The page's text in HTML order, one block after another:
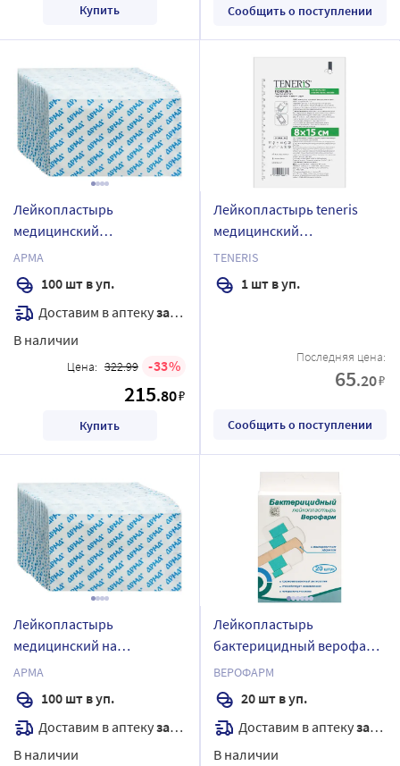
Купить Сообщить о поступлении
Лейкопластырь
медицинский
бактерицидный на
полимерной основе с
хлоргексидина
биглюконатом арма
телесный 19х72 мм 100 шт.
АРМА
100 шт в уп.
Доставим в аптекузавтра
В наличии
Цена: 322.99 33
215.80₽
Купить
Лейкопластырь teneris
медицинский
фиксирующий на нетканой
основе 8x15 см
TENERIS
1 шт в уп.
Последняя цена:
65.20₽
Сообщить о поступлении
Лейкопластырь
медицинский на
полимерной основе арма
прозрачный 25х72 мм 100
шт.
АРМА
100 шт в уп.
Доставим в аптекузавтра
В наличии
Лейкопластырь
бактерицидный верофарм
набор баланс 20 шт./
телесный/
ВЕРОФАРМ
20 шт в уп.
Доставим в аптекузавтра
В наличии